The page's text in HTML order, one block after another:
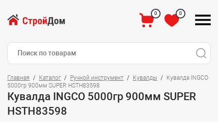
0 0
Главная Каталог Ручной инструмент Кувалды
Кувалда INGCO
5000гр 900мм SUPER HSTH83598
Кувалда INGCO 5000гр 900мм SUPER
HSTH83598